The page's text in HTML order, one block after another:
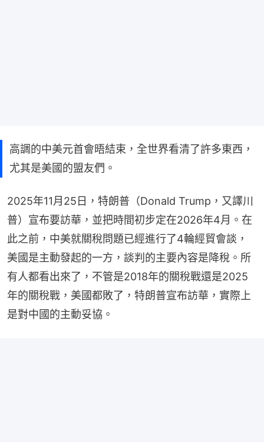
高調的中美元首會晤結束，全世界看清了許多東西，
尤其是美國的盟友們。
2025年11月25日，特朗普（Donald Trump，又譯川
普）宣布要訪華，並把時間初步定在2026年4月。在
此之前，中美就關稅問題已經進行了4輪經貿會談，
美國是主動發起的一方，談判的主要內容是降稅。所
有人都看出來了，不管是2018年的關稅戰還是2025
年的關稅戰，美國都敗了，特朗普宣布訪華，實際上
是對中國的主動妥協。